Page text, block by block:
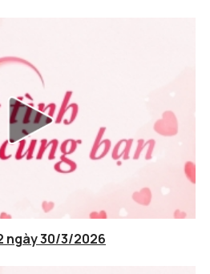
ngày 30/3/2026